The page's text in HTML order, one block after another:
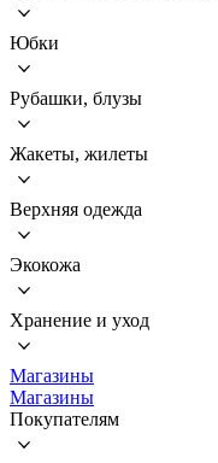
Юбки
Рубашки, блузы
Жакеты, жилеты
Верхняя одежда
Экокожа
Хранение и уход
Магазины
Магазины
Покупателям